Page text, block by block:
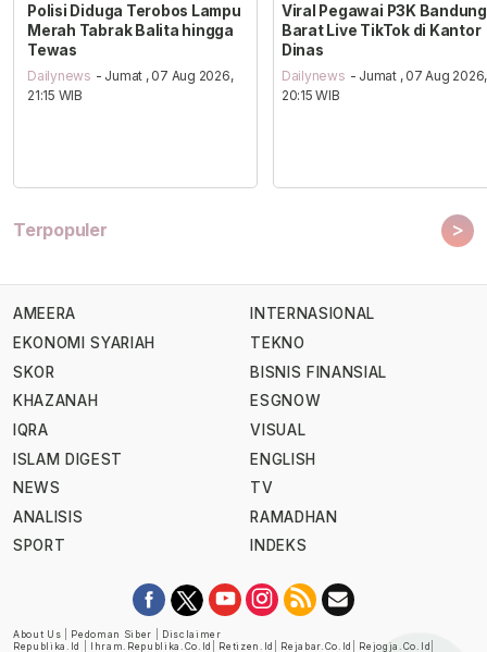
Polisi Diduga Terobos Lampu
Merah Tabrak Balita hingga
Tewas
Dailynews - Jumat , 07 Aug 2026,
21:15 WIB
Viral Pegawai P3K Bandung
Barat Live TikTok di Kantor
Dinas
Dailynews - Jumat , 07 Aug 2026,
20:15 WIB
Terpopuler >
AMEERA
EKONOMI SYARIAH
SKOR
KHAZANAH
IQRA
ISLAM DIGEST
NEWS
ANALISIS
SPORT
INTERNASIONAL
TEKNO
BISNIS FINANSIAL
ESGNOW
VISUAL
ENGLISH
TV
RAMADHAN
INDEKS
About Us Pedoman Siber
Disclaimer
Republika.id
Ihram.republika.co.id Retizen.id Rejabar.co.id Rejogja.co.id